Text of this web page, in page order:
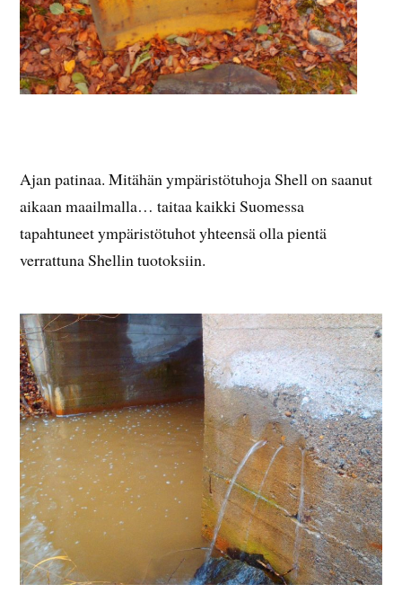
Ajan patinaa. Mitähän ympäristötuhoja Shell on saanut
aikaan maailmalla… taitaa kaikki Suomessa
tapahtuneet ympäristötuhot yhteensä olla pientä
verrattuna Shellin tuotoksiin.